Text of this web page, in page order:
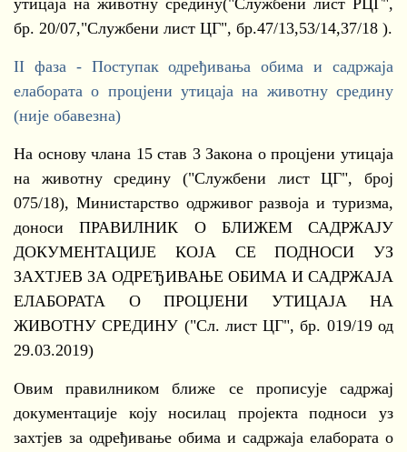
утицаја на животну средину("Службени лист РЦГ",
бр. 20/07,"Службени лист ЦГ", бр.47/13,53/14,37/18 ).
II фаза - Поступак одређивања обима и садржаја
елабората о процјени утицаја на животну средину
(није обавезна)
На основу члана 15 став 3 Закона о процјени утицаја
на животну средину ("Службени лист ЦГ", број
075/18), Министарство одрживог развоја и туризма,
доноси ПРАВИЛНИК О БЛИЖЕМ САДРЖАЈУ
ДОКУМЕНТАЦИЈЕ КОЈА СЕ ПОДНОСИ УЗ
ЗАХТЈЕВ ЗА ОДРЕЂИВАЊЕ ОБИМА И САДРЖАЈА
ЕЛАБОРАТА О ПРОЦЈЕНИ УТИЦАЈА НА
ЖИВОТНУ СРЕДИНУ ("Сл. лист ЦГ", бр. 019/19 од
29.03.2019)
Овим правилником ближе се прописује садржај
документације коју носилац пројекта подноси уз
захтјев за одређивање обима и садржаја елабората о